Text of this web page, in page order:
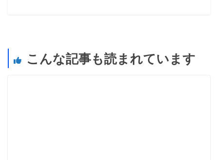
こんな記事も読まれています